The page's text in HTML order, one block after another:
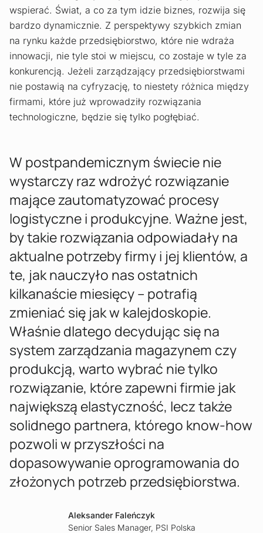
wspierać. Świat, a co za tym idzie biznes, rozwija się
bardzo dynamicznie. Z perspektywy szybkich zmian
na rynku każde przedsiębiorstwo, które nie wdraża
innowacji, nie tyle stoi w miejscu, co zostaje w tyle za
konkurencją. Jeżeli zarządzający przedsiębiorstwami
nie postawią na cyfryzację, to niestety różnica między
firmami, które już wprowadziły rozwiązania
technologiczne, będzie się tylko pogłębiać.
W postpandemicznym świecie nie
wystarczy raz wdrożyć rozwiązanie
mające zautomatyzować procesy
logistyczne i produkcyjne. Ważne jest,
by takie rozwiązania odpowiadały na
aktualne potrzeby firmy i jej klientów, a
te, jak nauczyło nas ostatnich
kilkanaście miesięcy – potrafią
zmieniać się jak w kalejdoskopie.
Właśnie dlatego decydując się na
system zarządzania magazynem czy
produkcją, warto wybrać nie tylko
rozwiązanie, które zapewni firmie jak
największą elastyczność, lecz także
solidnego partnera, którego know-how
pozwoli w przyszłości na
dopasowywanie oprogramowania do
złożonych potrzeb przedsiębiorstwa.
Aleksander Faleńczyk
Senior Sales Manager, PSI Polska